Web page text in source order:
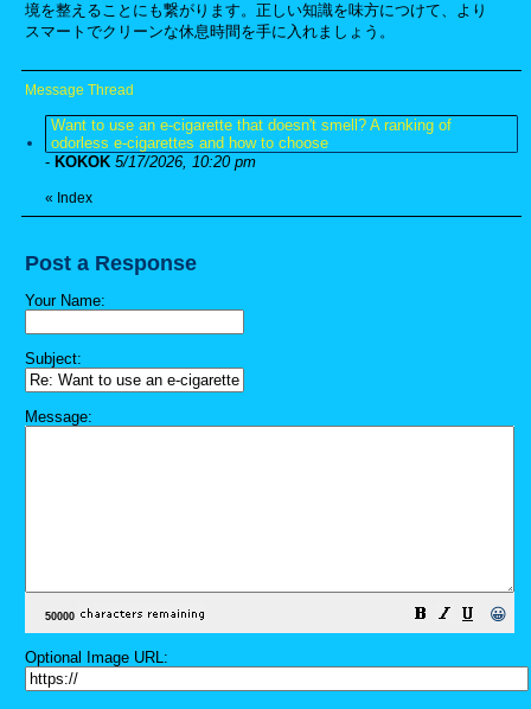
境を整えることにも繋がります。正しい知識を味方につけて、より
スマートでクリーンな休息時間を手に入れましょう。
Message Thread
Want to use an e-cigarette that doesn't smell? A ranking of
odorless e-cigarettes and how to choose
- KOKOK 5/17/2026, 10:20 pm
« Index
Post a Response
Your Name:
Subject:
Message:
😀
Optional Image URL: